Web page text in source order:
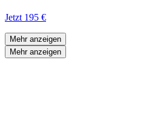
Jetzt 195 €
Mehr anzeigen
Mehr anzeigen